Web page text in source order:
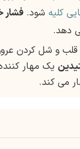
کلیه شود. فشار
دهد.
قلب و شل کردن
یک مهار
می کند.